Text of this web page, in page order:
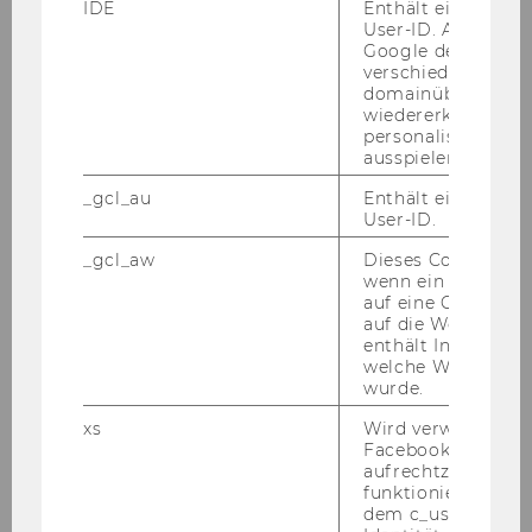
abwicklung
Mit­wir­kung an der Ent­wick­lung an­ge­bo­te­ner
On­line Lehr­ma­te­ria­li­en sowie Un­ter­stüt­zung
beim Ein­satz in Lehr­ver­an­stal­tun­gen
Not­wen­di­ge Kennt­nis­se und Qua­li­fi­ka­tio­nen:
Ab­ge­schlos­se­nes Bachelor-​Studium der
Rechts­wis­sen­schaf­ten und/oder der Sozial-​
Gute Kennt­nis­se des Steu­er­rechts
Er­wünsch­te Kennt­nis­se und Qua­li­fi­ka­tio­nen:
In­ter­es­se und Be­reit­schaft an der Wei­ter­ent­
wick­lung von Lehr­ver­an­stal­tun­gen mit Online-​
Elementen; In­ter­es­se und Grund­kennt­nis­se im
Um­gang mit neuen Me­di­en und der
Learn@WU-​Plattform
Bitte be­wer­ben Sie sich auf un­se­rer Home­page
IDE
Enthält eine
User-ID. Anhand
Google den User
verschiedene
wiedererkennen
personalisierte
ausspielen.
_gcl_au
Enthält eine
User-ID.
_gcl_aw
Dieses Cookie
wenn ein User
auf eine Google
auf die Website
enthält
welche
wurde.
xs
Wird verwendet,
Facebook-Sitzung
funktioniert in
dem c_user-